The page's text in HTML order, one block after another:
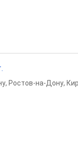
, Ростов-на-Дону,